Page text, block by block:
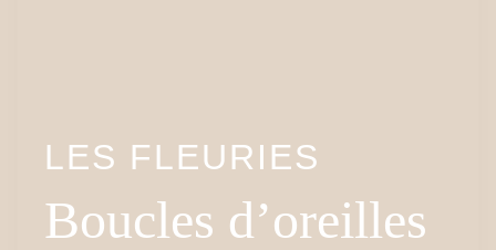
LES FLEURIES
Boucles d’oreilles